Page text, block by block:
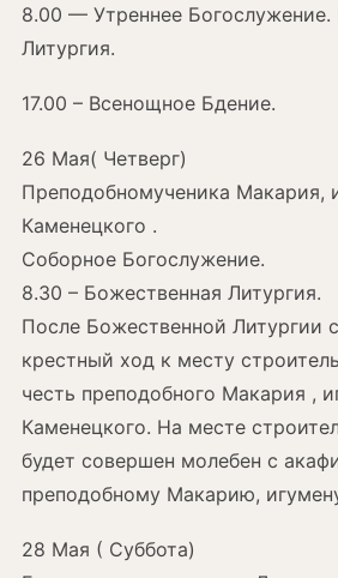
8.00 — Утреннее Богослужение.
Литургия.
17.00 – Всенощное Бдение.
26 Мая( Четверг)
Преподобномученика Макария,
Каменецкого .
Соборное Богослужение.
8.30 – Божественная Литургия.
После Божественной Литургии
крестный ход к месту
честь преподобного Макария ,
Каменецкого. На месте
будет совершен молебен с
преподобному Макарию,
28 Мая ( Суббота)